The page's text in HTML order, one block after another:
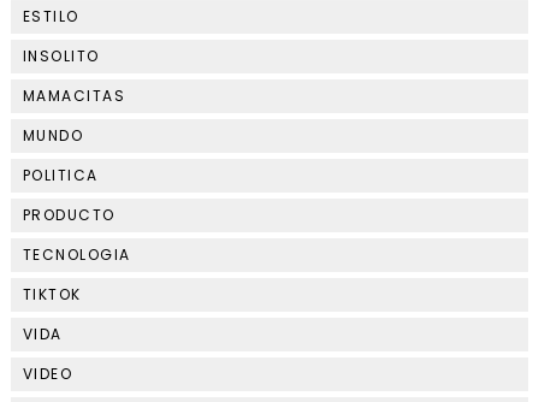
ESTILO
INSOLITO
MAMACITAS
MUNDO
POLITICA
PRODUCTO
TECNOLOGIA
TIKTOK
VIDA
VIDEO